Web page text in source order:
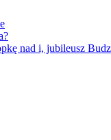
nad i, jubileusz